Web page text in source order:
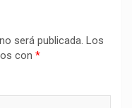
será publicada. Los
con *